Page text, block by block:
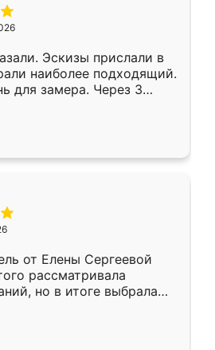
Эскизы прислали в
наиболее подходящий.
для замера. Через 3
уже готова. Остались
Спасибо Ренессанс
работу!
от Елены Сергеевой
рассматривала
но в итоге выбрала
условия, потом
всё спокойно объяснил
в срок, с